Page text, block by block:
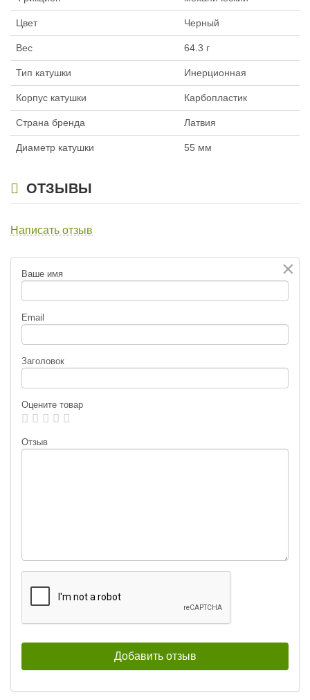
Цвет Черный
Вес 64.3 г
Тип катушки Инерционная
Корпус катушки Карбопластик
Страна бренда Латвия
Диаметр катушки 55 мм
ОТЗЫВЫ
Написать отзыв
×
Ваше имя
Email
Заголовок
Оцените товар
Отзыв